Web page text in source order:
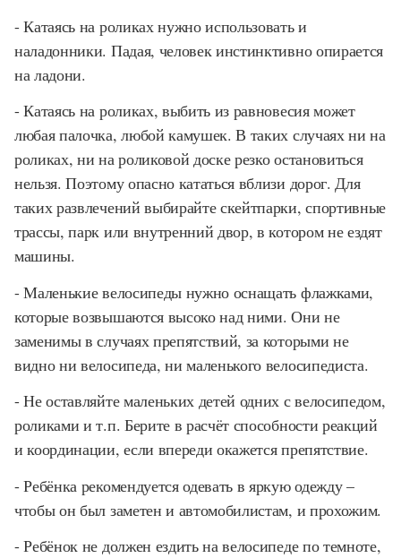
- Катаясь на роликах нужно использовать и
наладонники. Падая, человек инстинктивно опирается
на ладони.
- Катаясь на роликах, выбить из равновесия может
любая палочка, любой камушек. В таких случаях ни на
роликах, ни на роликовой доске резко остановиться
нельзя. Поэтому опасно кататься вблизи дорог. Для
таких развлечений выбирайте скейтпарки, спортивные
трассы, парк или внутренний двор, в котором не ездят
машины.
- Маленькие велосипеды нужно оснащать флажками,
которые возвышаются высоко над ними. Они не
заменимы в случаях препятствий, за которыми не
видно ни велосипеда, ни маленького велосипедиста.
- Не оставляйте маленьких детей одних с велосипедом,
роликами и т.п. Берите в расчёт способности реакций
и координации, если впереди окажется препятствие.
- Ребёнка рекомендуется одевать в яркую одежду –
чтобы он был заметен и автомобилистам, и прохожим.
- Ребёнок не должен ездить на велосипеде по темноте,